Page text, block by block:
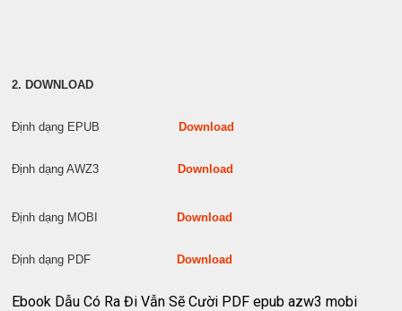
2. DOWNLOAD
Định dạng EPUBDownload
Định dạng AWZ3Download
Định dạng MOBIDownload
Định dạng PDFDownload
Ebook Dẫu Có Ra Đi Vẫn Sẽ Cười PDF epub azw3 mobi